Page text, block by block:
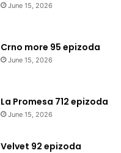
June 15, 2026
Crno more 95 epizoda
June 15, 2026
La Promesa 712 epizoda
June 15, 2026
Velvet 92 epizoda